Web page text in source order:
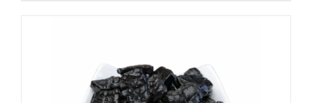
Varianten
auf.